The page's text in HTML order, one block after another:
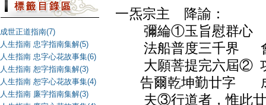
成世正道指南(7)
人生指南 忠字指南集解(5)
人生指南 忠字心花故事集(6)
人生指南 恕字指南集解(3)
人生指南 恕字心花故事集(4)
人生指南 廉字指南集解(3)
一炁宗主 降諭：
彌綸①玉旨慰群心
法船普度三千界 會
大願菩提完六屆②
告爾乾坤勤廿字 成
夫③行道者，惟此廿